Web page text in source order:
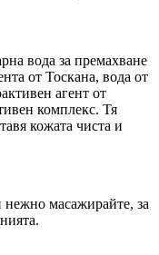
вода за премахване
от Тоскана, вода от
агент от
комплекс. Тя
кожата чиста и
нежно масажирайте, за